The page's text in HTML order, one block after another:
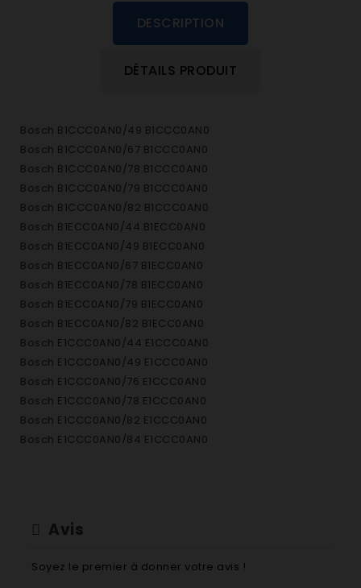
DESCRIPTION
DÉTAILS PRODUIT
Bosch B1CCC0AN0/49 B1CCC0AN0
Bosch B1CCC0AN0/67 B1CCC0AN0
Bosch B1CCC0AN0/78 B1CCC0AN0
Bosch B1CCC0AN0/79 B1CCC0AN0
Bosch B1CCC0AN0/82 B1CCC0AN0
Bosch B1ECC0AN0/44 B1ECC0AN0
Bosch B1ECC0AN0/49 B1ECC0AN0
Bosch B1ECC0AN0/67 B1ECC0AN0
Bosch B1ECC0AN0/78 B1ECC0AN0
Bosch B1ECC0AN0/79 B1ECC0AN0
Bosch B1ECC0AN0/82 B1ECC0AN0
Bosch E1CCC0AN0/44 E1CCC0AN0
Bosch E1CCC0AN0/49 E1CCC0AN0
Bosch E1CCC0AN0/76 E1CCC0AN0
Bosch E1CCC0AN0/78 E1CCC0AN0
Bosch E1CCC0AN0/82 E1CCC0AN0
Bosch E1CCC0AN0/84 E1CCC0AN0
Bosch E1CCD2AN0/82 E1CCD2AN0
Bosch E1CCD2AN1/44 E1CCD2AN1
Avis
Soyez le premier à donner votre avis !